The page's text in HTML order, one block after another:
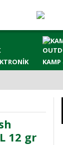
12 gr